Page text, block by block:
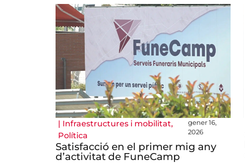
| Infraestructures i mobilitat,
Política
gener 16,
2026
Satisfacció en el primer mig any
d’activitat de FuneCamp